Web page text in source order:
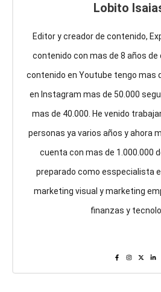
Lobito
Editor y creador de contenido,
contenido con mas de 8 años de
contenido en Youtube tengo mas
en Instagram mas de 50.000
mas de 40.000. He venido
personas ya varios años y ahora
cuenta con mas de 1.000.000
preparado como esspecialista
marketing visual y marketing
finanzas y